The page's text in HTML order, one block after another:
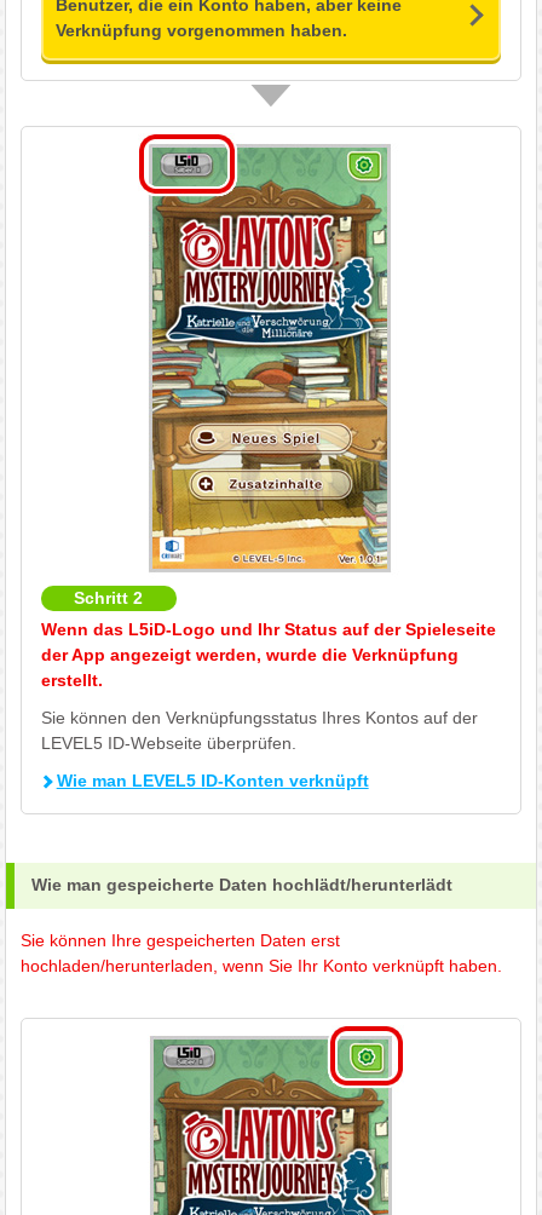
Benutzer, die ein Konto haben, aber keine
Verknüpfung vorgenommen haben.
Schritt 2
Wenn das L5iD-Logo und Ihr Status auf der Spieleseite
der App angezeigt werden, wurde die Verknüpfung
erstellt.
Sie können den Verknüpfungsstatus Ihres Kontos auf der
LEVEL5 ID-Webseite überprüfen.
Wie man LEVEL5 ID-Konten verknüpft
Wie man gespeicherte Daten hochlädt/herunterlädt
Sie können Ihre gespeicherten Daten erst
hochladen/herunterladen, wenn Sie Ihr Konto verknüpft haben.